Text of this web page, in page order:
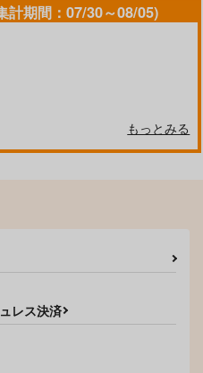
計期間：07/30～08/05)
もっとみる
レス決済